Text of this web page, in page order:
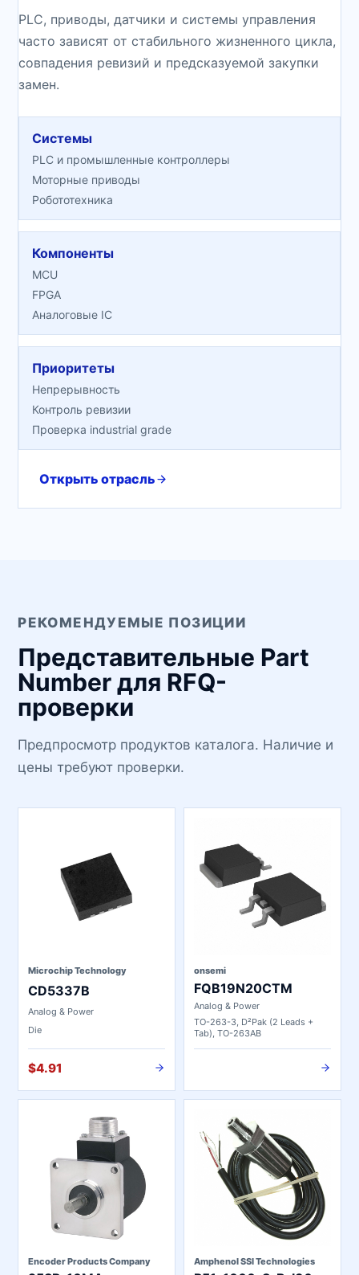
PLC, приводы, датчики и системы управления
часто зависят от стабильного жизненного цикла,
совпадения ревизий и предсказуемой закупки
замен.
Системы
PLC и промышленные контроллеры
Моторные приводы
Робототехника
Компоненты
MCU
FPGA
Аналоговые IC
Приоритеты
Непрерывность
Контроль ревизии
Проверка industrial grade
Открыть отрасль
РЕКОМЕНДУЕМЫЕ ПОЗИЦИИ
Представительные Part
Number для RFQ-
проверки
Предпросмотр продуктов каталога. Наличие и
цены требуют проверки.
Microchip Technology
CD5337B
Analog & Power
Die
$4.91
onsemi
FQB19N20CTM
Analog & Power
TO-263-3, D²Pak (2 Leads +
Tab), TO-263AB
Encoder Products Company Amphenol SSI Technologies